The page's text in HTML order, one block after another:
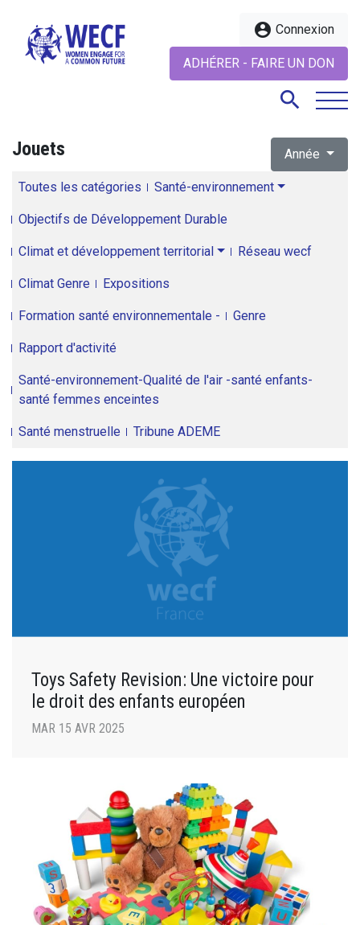
account_circle Connexion
ADHÉRER - FAIRE UN DON
search
Jouets Année
Toutes les catégories Santé-environnement
Objectifs de Développement Durable
Climat et développement territorial Réseau wecf
Climat Genre Expositions
Formation santé environnementale - Genre
Rapport d'activité
Santé-environnement-Qualité de l'air -santé enfants-
santé femmes enceintes
Santé menstruelle Tribune ADEME
Toys Safety Revision: Une victoire pour
le droit des enfants européen
MAR 15 AVR 2025